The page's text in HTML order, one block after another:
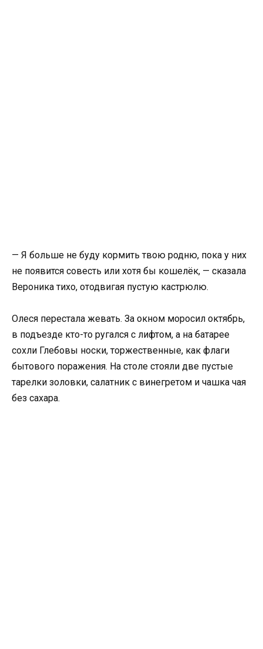
— Я больше не буду кормить твою родню, пока у них
не появится совесть или хотя бы кошелёк, — сказала
Вероника тихо, отодвигая пустую кастрюлю.
Олеся перестала жевать. За окном моросил октябрь,
в подъезде кто-то ругался с лифтом, а на батарее
сохли Глебовы носки, торжественные, как флаги
бытового поражения. На столе стояли две пустые
тарелки золовки, салатник с винегретом и чашка чая
без сахара.